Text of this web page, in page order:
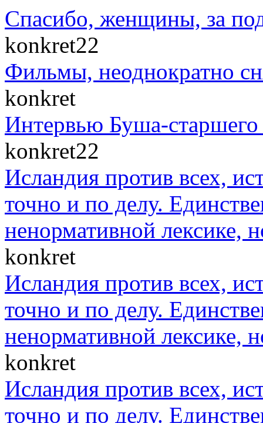
Спасибо, женщины, за
konkret22
Фильмы, неоднократно
konkret
Интервью Буша-старшего
konkret22
Исландия против всех,
точно и по делу.
ненормативной лексике,
konkret
Исландия против всех,
точно и по делу.
ненормативной лексике,
konkret
Исландия против всех,
точно и по делу.